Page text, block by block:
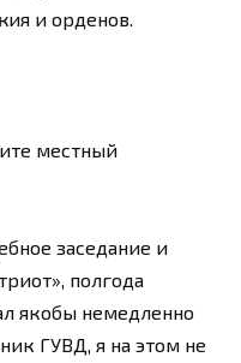
и орденов.
местный
заседание и
полгода
якобы немедленно
ГУВД, я на этом не